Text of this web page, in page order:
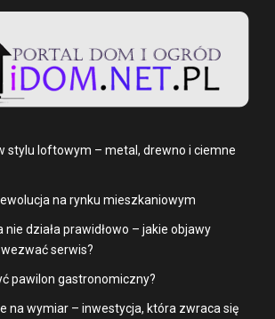
stylu loftowym – metal, drewno i ciemne
na rynku mieszkaniowym
działa prawidłowo – jakie objawy
serwis?
pawilon gastronomiczny?
na wymiar – inwestycja, która zwraca się